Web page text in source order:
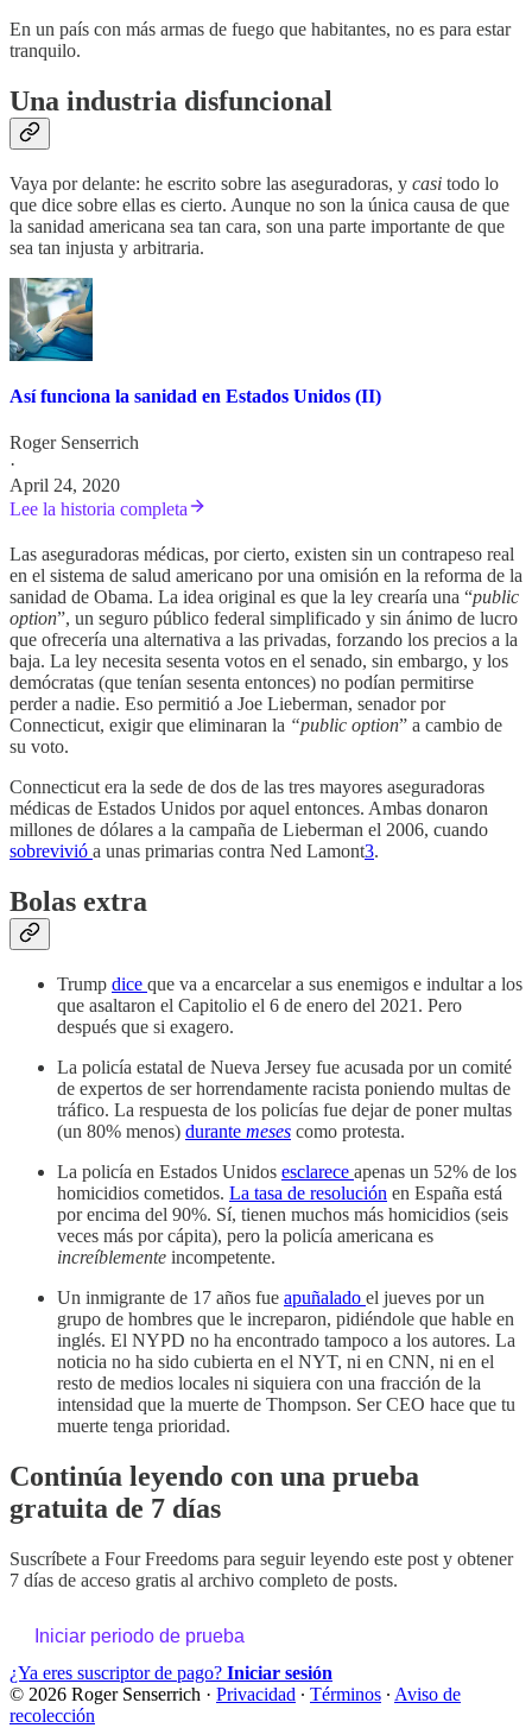
En un país con más armas de fuego que habitantes, no es para estar
tranquilo.
Una industria disfuncional
Vaya por delante: he escrito sobre las aseguradoras, y casi todo lo
que dice sobre ellas es cierto. Aunque no son la única causa de que
la sanidad americana sea tan cara, son una parte importante de que
sea tan injusta y arbitraria.
Así funciona la sanidad en Estados Unidos (II)
Roger Senserrich
·
April 24, 2020
Lee la historia completa
Las aseguradoras médicas, por cierto, existen sin un contrapeso real
en el sistema de salud americano por una omisión en la reforma de la
sanidad de Obama. La idea original es que la ley crearía una “public
option”, un seguro público federal simplificado y sin ánimo de lucro
que ofrecería una alternativa a las privadas, forzando los precios a la
baja. La ley necesita sesenta votos en el senado, sin embargo, y los
demócratas (que tenían sesenta entonces) no podían permitirse
perder a nadie. Eso permitió a Joe Lieberman, senador por
Connecticut, exigir que eliminaran la “public option” a cambio de
su voto.
Connecticut era la sede de dos de las tres mayores aseguradoras
médicas de Estados Unidos por aquel entonces. Ambas donaron
millones de dólares a la campaña de Lieberman el 2006, cuando
sobrevivió a unas primarias contra Ned Lamont3.
Bolas extra
Trump dice que va a encarcelar a sus enemigos e indultar a los
que asaltaron el Capitolio el 6 de enero del 2021. Pero
después que si exagero.
La policía estatal de Nueva Jersey fue acusada por un comité
de expertos de ser horrendamente racista poniendo multas de
tráfico. La respuesta de los policías fue dejar de poner multas
(un 80% menos) durante meses como protesta.
La policía en Estados Unidos esclarece apenas un 52% de los
homicidios cometidos. La tasa de resolución en España está
por encima del 90%. Sí, tienen muchos más homicidios (seis
veces más por cápita), pero la policía americana es
increíblemente incompetente.
Un inmigrante de 17 años fue apuñalado el jueves por un
grupo de hombres que le increparon, pidiéndole que hable en
inglés. El NYPD no ha encontrado tampoco a los autores. La
noticia no ha sido cubierta en el NYT, ni en CNN, ni en el
resto de medios locales ni siquiera con una fracción de la
intensidad que la muerte de Thompson. Ser CEO hace que tu
muerte tenga prioridad.
Continúa leyendo con una prueba
gratuita de 7 días
Suscríbete a Four Freedoms para seguir leyendo este post y obtener
7 días de acceso gratis al archivo completo de posts.
Iniciar periodo de prueba
¿Ya eres suscriptor de pago? Iniciar sesión
© 2026 Roger Senserrich · Privacidad ∙ Términos ∙ Aviso de
recolección